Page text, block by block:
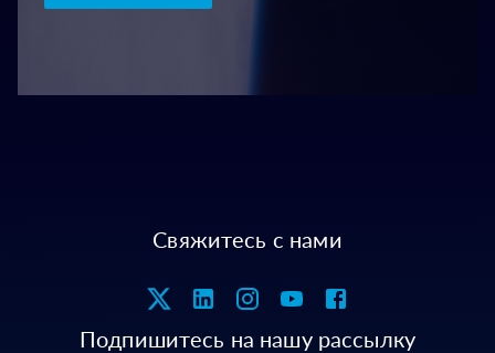
Свяжитесь с нами
Подпишитесь на нашу рассылку